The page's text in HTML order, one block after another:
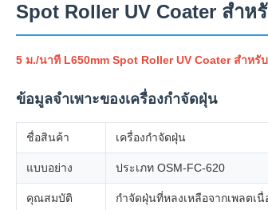
Spot Roller UV Coater สำห
5 ม./นาที L650mm Spot Roller UV Coater สำหรั
ข้อมูลจำเพาะของเครื่องกำจัดฝุ่น
ชื่อสินค้า เครื่องกำจัดฝุ่น
แบบอย่าง ประเภท OSM-FC-620
คุณสมบัติ กำจัดฝุ่นที่หลงเหลือจากเพลต